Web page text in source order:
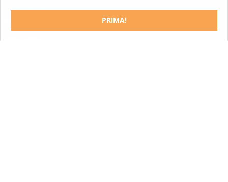
T:050 5011188
info@tuincentrumroden.nlPRIMA!